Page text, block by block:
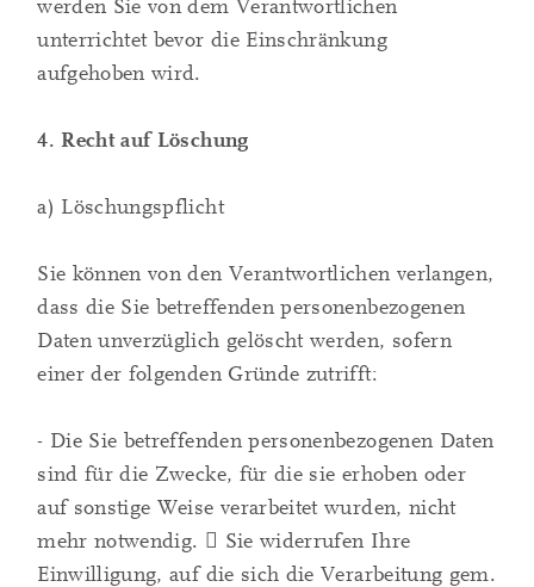
werden Sie von dem Verantwortlichen
unterrichtet bevor die Einschränkung
aufgehoben wird.
4. Recht auf Löschung
a) Löschungspflicht
Sie können von den Verantwortlichen verlangen,
dass die Sie betreffenden personenbezogenen
Daten unverzüglich gelöscht werden, sofern
einer der folgenden Gründe zutrifft:
- Die Sie betreffenden personenbezogenen Daten
sind für die Zwecke, für die sie erhoben oder
auf sonstige Weise verarbeitet wurden, nicht
mehr notwendig.  Sie widerrufen Ihre
Einwilligung, auf die sich die Verarbeitung gem.